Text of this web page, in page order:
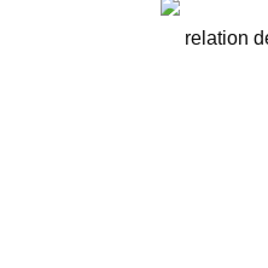
relation